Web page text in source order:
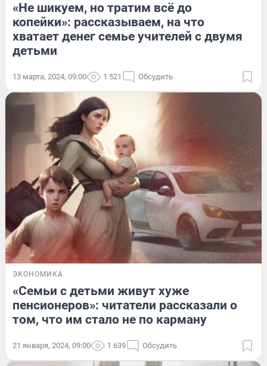
«Не шикуем, но тратим всё до
копейки»: рассказываем, на что
хватает денег семье учителей с двумя
детьми
13 марта, 2024, 09:00 1 521 Обсудить
ЭКОНОМИКА
«Семьи с детьми живут хуже
пенсионеров»: читатели рассказали о
том, что им стало не по карману
21 января, 2024, 09:00 1 639 Обсудить